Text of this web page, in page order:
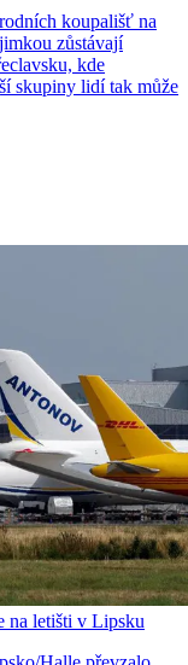
koupališť na
zůstávají
kde
skupiny lidí tak může
na letišti v Lipsku